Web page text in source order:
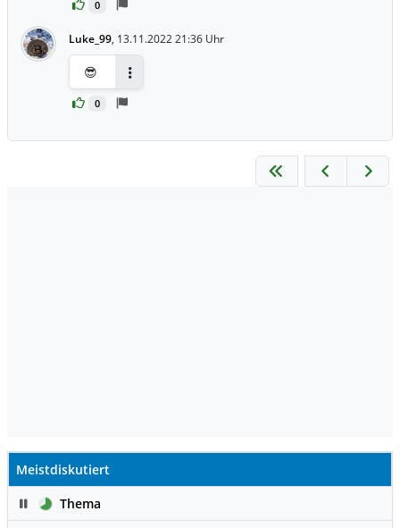
0
Luke_99, 13.11.2022 21:36 Uhr
0
😎
Meistdiskutiert
PauseThema